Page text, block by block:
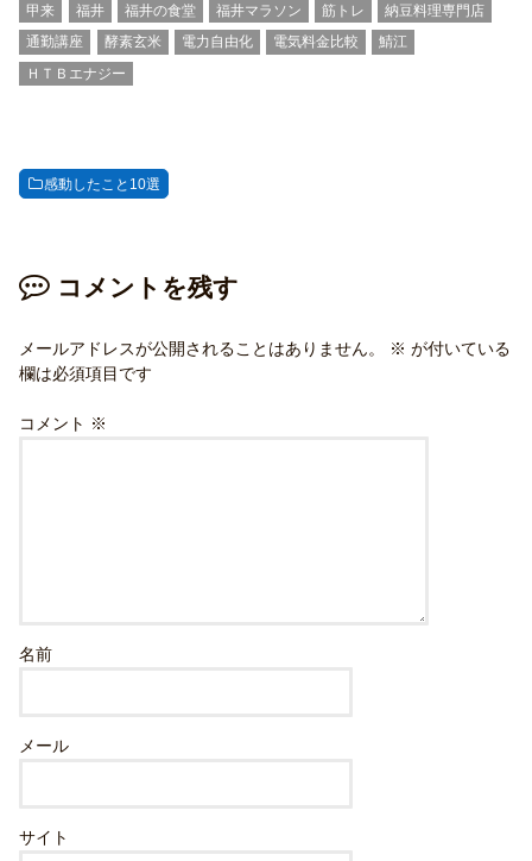
甲来
福井 福井の食堂 福井マラソン 筋トレ
納豆料理専門店
通勤講座
酵素玄米 電力自由化 電気料金比較
鯖江
ＨＴＢエナジー
感動したこと10選
コメントを残す
メールアドレスが公開されることはありません。 ※ が付いている
欄は必須項目です
コメント ※
名前
メール
サイト